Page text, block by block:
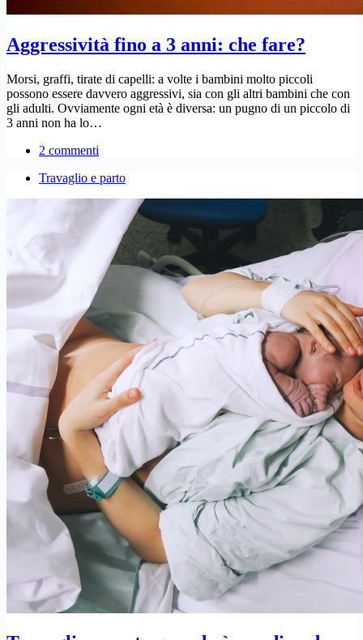
Aggressività fino a 3 anni: che fare?
Morsi, graffi, tirate di capelli: a volte i bambini molto piccoli
possono essere davvero aggressivi, sia con gli altri bambini che con
gli adulti. Ovviamente ogni età è diversa: un pugno di un piccolo di
3 anni non ha lo…
2 commenti
Travaglio e parto